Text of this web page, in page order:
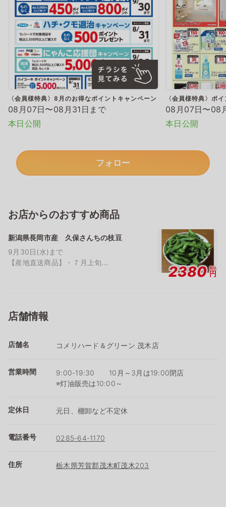
〈会員様特典〉8月のお得なポイントキャンペーン
08月07日〜08月31日まで
本日公開
〈会員様特典〉ポ
08月07日〜08
本日公開
フォロー
お店からのおすすめ商品
新潟県長岡市産 久保さんちの枝豆
9月30日(水)まで
【産地直送商品】・７月上旬...
2380 税込
円
店舗情報
店舗名 コメリハード＆グリーン 茂木店
営業時間
9:00-19:30 10月～3月は19:00閉店
※灯油販売は10:00～
定休日 元日、棚卸など不定休
電話番号 0285-64-1170
住所 栃木県芳賀郡茂木町茂木203